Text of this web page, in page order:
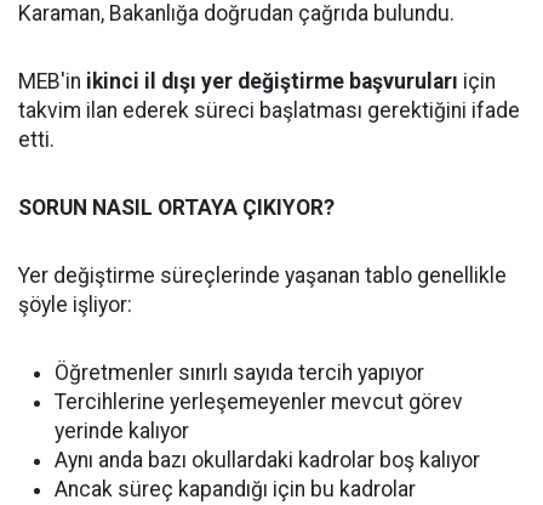
Karaman, Bakanlığa doğrudan çağrıda bulundu.
MEB'in ikinci il dışı yer değiştirme başvuruları için
takvim ilan ederek süreci başlatması gerektiğini ifade
etti.
SORUN NASIL ORTAYA ÇIKIYOR?
Yer değiştirme süreçlerinde yaşanan tablo genellikle
şöyle işliyor:
Öğretmenler sınırlı sayıda tercih yapıyor
Tercihlerine yerleşemeyenler mevcut görev
yerinde kalıyor
Aynı anda bazı okullardaki kadrolar boş kalıyor
Ancak süreç kapandığı için bu kadrolar